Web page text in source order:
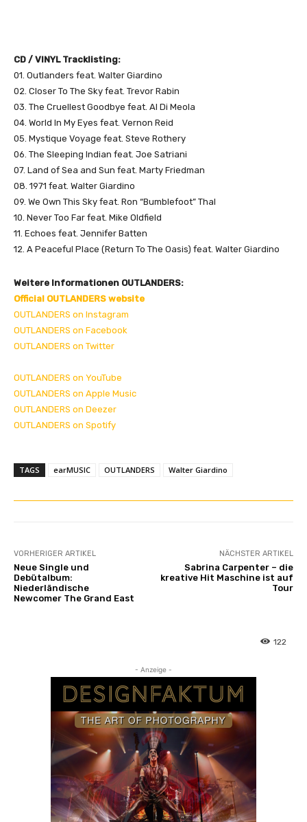
CD / VINYL Tracklisting:
01. Outlanders feat. Walter Giardino
02. Closer To The Sky feat. Trevor Rabin
03. The Cruellest Goodbye feat. Al Di Meola
04. World In My Eyes feat. Vernon Reid
05. Mystique Voyage feat. Steve Rothery
06. The Sleeping Indian feat. Joe Satriani
07. Land of Sea and Sun feat. Marty Friedman
08. 1971 feat. Walter Giardino
09. We Own This Sky feat. Ron “Bumblefoot” Thal
10. Never Too Far feat. Mike Oldfield
11. Echoes feat. Jennifer Batten
12. A Peaceful Place (Return To The Oasis) feat. Walter Giardino
Weitere Informationen OUTLANDERS:
Official OUTLANDERS website
OUTLANDERS on Instagram
OUTLANDERS on Facebook
OUTLANDERS on Twitter
OUTLANDERS on YouTube
OUTLANDERS on Apple Music
OUTLANDERS on Deezer
OUTLANDERS on Spotify
TAGS earMUSIC OUTLANDERS Walter Giardino
VORHERIGER ARTIKEL
Neue Single und
Debütalbum:
Niederländische
Newcomer The Grand East
NÄCHSTER ARTIKEL
Sabrina Carpenter – die
kreative Hit Maschine ist auf
Tour
122
- Anzeige -